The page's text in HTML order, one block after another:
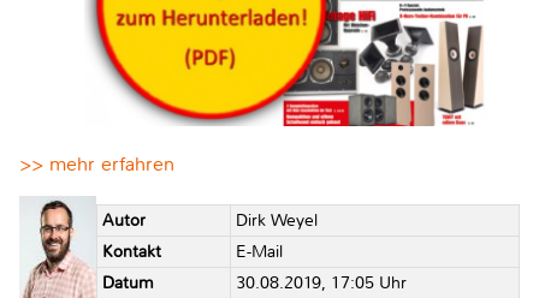
>> mehr erfahren
Autor
Dirk Weyel
Kontakt
E-Mail
Datum
30.08.2019, 17:05 Uhr